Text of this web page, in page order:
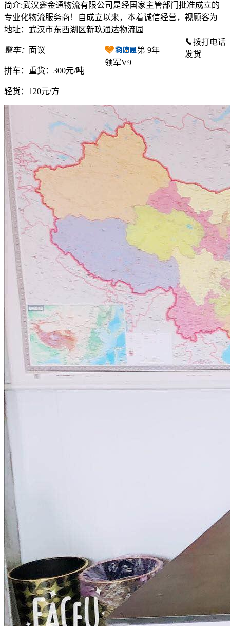
简介:武汉鑫金通物流有限公司是经国家主管部门批准成立的
专业化物流服务商！自成立以来，本着诚信经营，视顾客为
地址：武汉市东西湖区新玖通达物流园
整车： 面议
拼车： 重货：300元/吨
轻货： 120元/方
第 9年
领军V9
拨打电话
发货